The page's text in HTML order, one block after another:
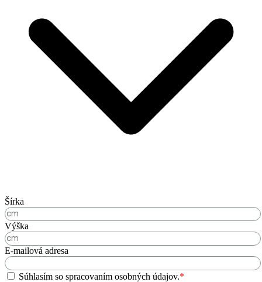
Šírka
Výška
E-mailová adresa
Súhlasím so spracovaním osobných údajov.*